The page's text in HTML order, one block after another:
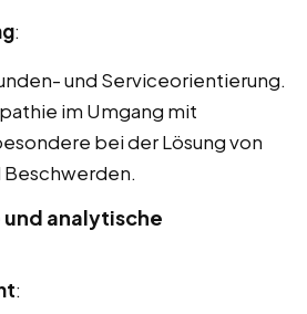
:
und Serviceorientierung.
im Umgang mit
bei der Lösung von
analytische
: